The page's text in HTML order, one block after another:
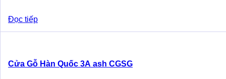
Đọc tiếp
Cửa Gỗ Hàn Quốc 3A ash CGSG